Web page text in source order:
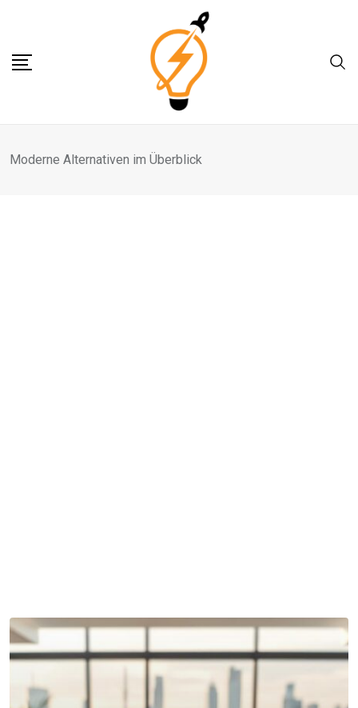
content
Moderne Alternativen im Überblick